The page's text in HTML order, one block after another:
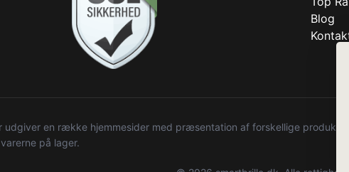
Blog
udgiver en række hjemmesider med præsentation af forskellige
på lager.